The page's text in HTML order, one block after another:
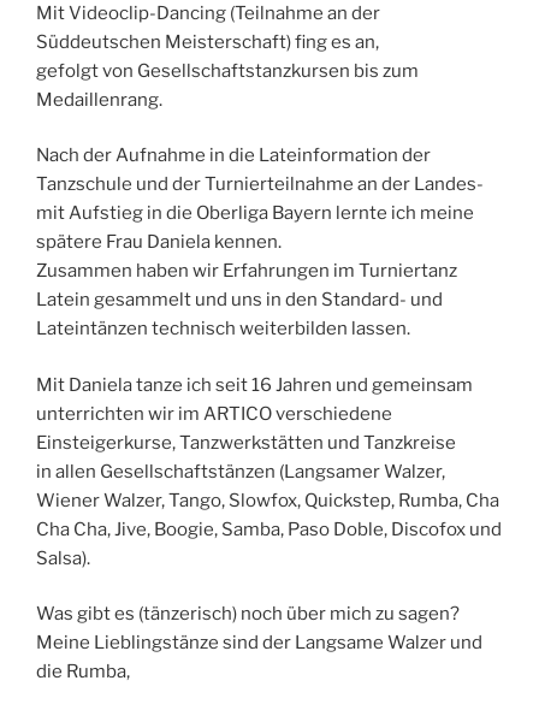
Mit Videoclip-Dancing (Teilnahme an der
Süddeutschen Meisterschaft) fing es an,
gefolgt von Gesellschaftstanzkursen bis zum
Medaillenrang.
Nach der Aufnahme in die Lateinformation der
Tanzschule und der Turnierteilnahme an der Landes-
mit Aufstieg in die Oberliga Bayern lernte ich meine
spätere Frau Daniela kennen.
Zusammen haben wir Erfahrungen im Turniertanz
Latein gesammelt und uns in den Standard- und
Lateintänzen technisch weiterbilden lassen.
Mit Daniela tanze ich seit 16 Jahren und gemeinsam
unterrichten wir im ARTICO verschiedene
Einsteigerkurse, Tanzwerkstätten und Tanzkreise
in allen Gesellschaftstänzen (Langsamer Walzer,
Wiener Walzer, Tango, Slowfox, Quickstep, Rumba, Cha
Cha Cha, Jive, Boogie, Samba, Paso Doble, Discofox und
Salsa).
Was gibt es (tänzerisch) noch über mich zu sagen?
Meine Lieblingstänze sind der Langsame Walzer und
die Rumba,